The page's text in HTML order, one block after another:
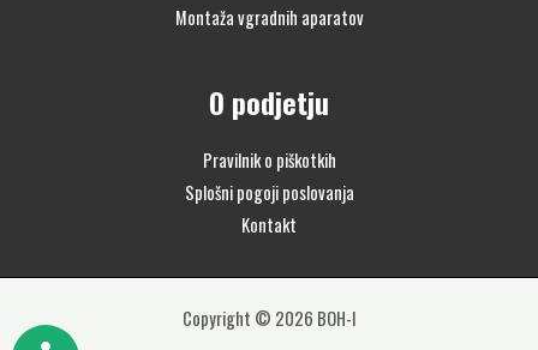
Montaža vgradnih aparatov
O podjetju
Pravilnik o piškotkih
Splošni pogoji poslovanja
Kontakt
Copyright © 2026 BOH-I